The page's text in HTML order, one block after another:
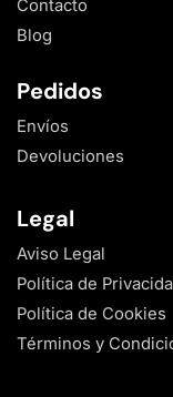
Contacto
Blog
Pedidos
Envíos
Devoluciones
Legal
Aviso Legal
Política de
Política de Cookies
Términos y